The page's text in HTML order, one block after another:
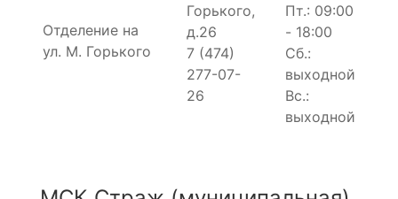
Отделение на
ул. М. Горького
Горького,
д.26
7 (474)
277-07-
26
Пт.: 09:00
- 18:00
Сб.:
выходной
Вс.:
выходной